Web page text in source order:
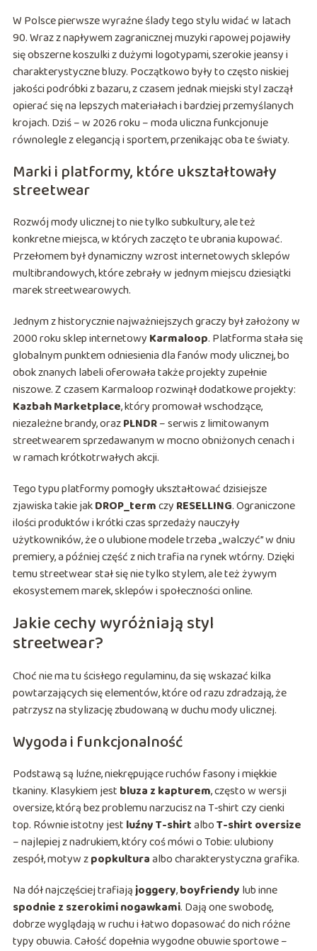
W Polsce pierwsze wyraźne ślady tego stylu widać w latach
90. Wraz z napływem zagranicznej muzyki rapowej pojawiły
się obszerne koszulki z dużymi logotypami, szerokie jeansy i
charakterystyczne bluzy. Początkowo były to często niskiej
jakości podróbki z bazaru, z czasem jednak miejski styl zaczął
opierać się na lepszych materiałach i bardziej przemyślanych
krojach. Dziś – w 2026 roku – moda uliczna funkcjonuje
równolegle z elegancją i sportem, przenikając oba te światy.
Marki i platformy, które ukształtowały
streetwear
Rozwój mody ulicznej to nie tylko subkultury, ale też
konkretne miejsca, w których zaczęto te ubrania kupować.
Przełomem był dynamiczny wzrost internetowych sklepów
multibrandowych, które zebrały w jednym miejscu dziesiątki
marek streetwearowych.
Jednym z historycznie najważniejszych graczy był założony w
2000 roku sklep internetowy Karmaloop. Platforma stała się
globalnym punktem odniesienia dla fanów mody ulicznej, bo
obok znanych labeli oferowała także projekty zupełnie
niszowe. Z czasem Karmaloop rozwinął dodatkowe projekty:
Kazbah Marketplace, który promował wschodzące,
niezależne brandy, orazPLNDR– serwis z limitowanym
streetwearem sprzedawanym w mocno obniżonych cenach i
w ramach krótkotrwałych akcji.
Tego typu platformy pomogły ukształtować dzisiejsze
zjawiska takie jakDROP_termczy RESELLING. Ograniczone
ilości produktów i krótki czas sprzedaży nauczyły
użytkowników, że o ulubione modele trzeba „walczyć” w dniu
premiery, a później część z nich trafia na rynek wtórny. Dzięki
temu streetwear stał się nie tylko stylem, ale też żywym
ekosystemem marek, sklepów i społeczności online.
Jakie cechy wyróżniają styl
streetwear?
Choć nie ma tu ścisłego regulaminu, da się wskazać kilka
powtarzających się elementów, które od razu zdradzają, że
patrzysz na stylizację zbudowaną w duchu mody ulicznej.
Wygoda i funkcjonalność
Podstawą są luźne, niekrępujące ruchów fasony i miękkie
tkaniny. Klasykiem jest bluza z kapturem, często w wersji
oversize, którą bez problemu narzucisz na T‑shirt czy cienki
top. Równie istotny jest luźny T-shirtalboT-shirt oversize
– najlepiej z nadrukiem, który coś mówi o Tobie: ulubiony
zespół, motyw zpopkulturaalbo charakterystyczna grafika.
Na dół najczęściej trafiająjoggery,boyfriendy lub inne
spodnie z szerokimi nogawkami. Dają one swobodę,
dobrze wyglądają w ruchu i łatwo dopasować do nich różne
typy obuwia. Całość dopełnia wygodne obuwie sportowe –